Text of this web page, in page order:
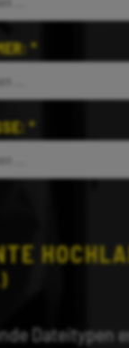
*
*
Dateitypen